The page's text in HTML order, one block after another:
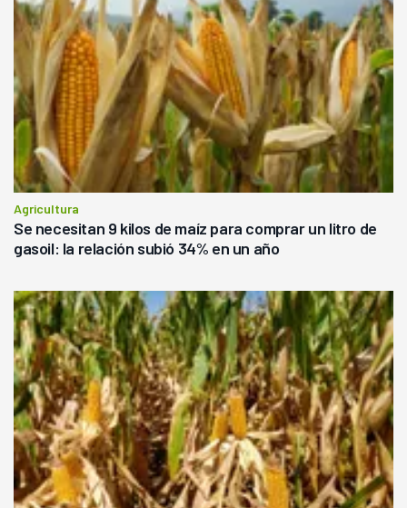
Agricultura
Se necesitan 9 kilos de maíz para comprar un litro de
gasoil: la relación subió 34% en un año